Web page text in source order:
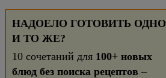
НАДОЕЛО ГОТОВИТЬ ОДНО
И ТО ЖЕ?
10 сочетаний для 100+ новых
блюд без поиска рецептов –